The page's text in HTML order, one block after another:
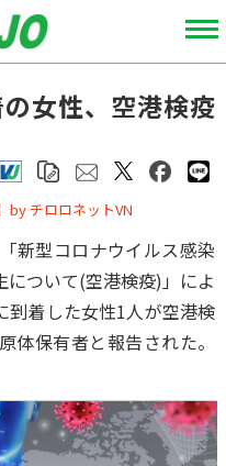
女性、空港検疫
by チロロネットVN
新型コロナウイルス感染
ついて(空港検疫)」によ
到着した女性1人が空港検
体保有者と報告された。